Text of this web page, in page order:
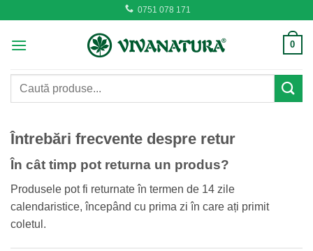
content
0751 078 171
0
Caută
Întrebări frecvente despre retur
În cât timp pot returna un produs?
Produsele pot fi returnate în termen de 14 zile
calendaristice, începând cu prima zi în care ați primit
coletul.